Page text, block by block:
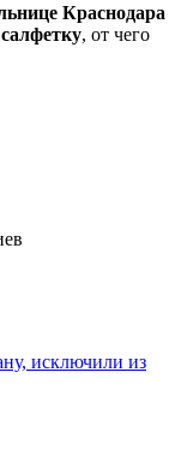
Краснодара
, от чего
исключили из